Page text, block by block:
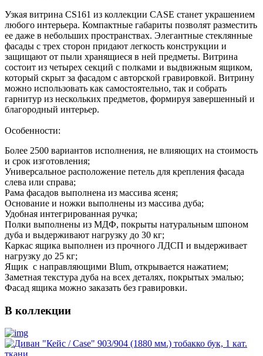
Узкая витрина CS161 из коллекции CASE станет украшением
любого интерьера. Компактные габариты позволят разместить
ее даже в небольших пространствах. Элегантные стеклянные
фасады с трех сторон придают легкость конструкции и
защищают от пыли хранящиеся в ней предметы. Витрина
состоит из четырех секций с полками и выдвижным ящиком,
который скрыт за фасадом с авторской гравировкой. Витрину
можно использовать как самостоятельно, так и собрать
гарнитур из нескольких предметов, формируя завершенный и
благородный интерьер.
Особенности:
Более 2500 вариантов исполнения, не влияющих на стоимость
и срок изготовления;
Универсальное расположение петель для крепления фасада
слева или справа;
Рама фасадов выполнена из массива ясеня;
Основание и ножки выполнены из массива дуба;
Удобная интегрированная ручка;
Полки выполнены из МДФ, покрыты натуральным шпоном
дуба и выдерживают нагрузку до 30 кг;
Каркас ящика выполнен из прочного ЛДСП и выдерживает
нагрузку до 25 кг;
Ящик с направляющими Blum, открывается нажатием;
Заметная текстура дуба на всех деталях, покрытых эмалью;
Фасад ящика можно заказать без гравировки.
В коллекции